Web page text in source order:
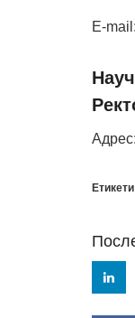
Е-mail:
Адрес: